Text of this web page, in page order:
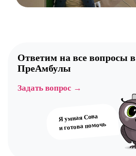
Ответим на все вопросы в
ПреАмбулы
Задать вопрос →
Я умная Сова
и готова помочь